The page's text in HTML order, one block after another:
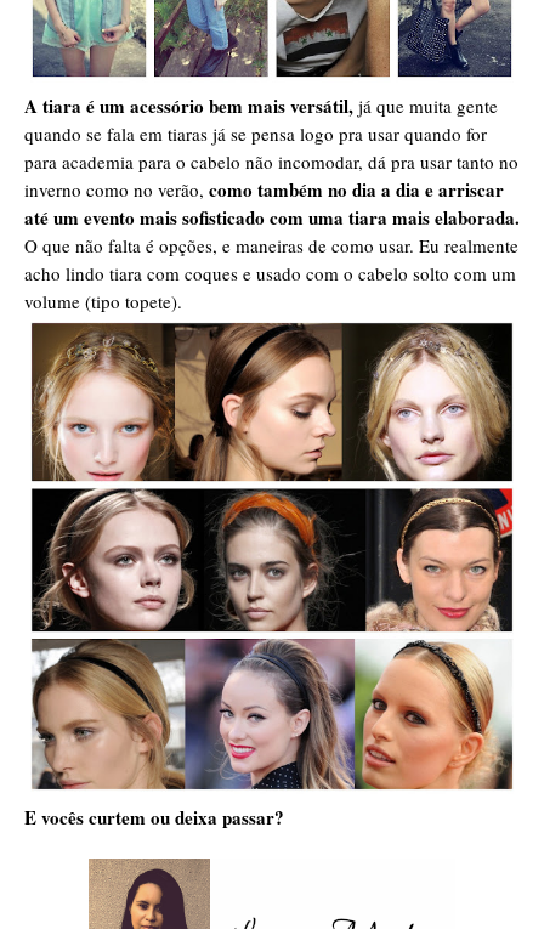
A tiara é um acessório bem mais versátil, já que muita gente
quando se fala em tiaras já se pensa logo pra usar quando for
para academia para o cabelo não incomodar, dá pra usar tanto no
inverno como no verão, como também no dia a dia e arriscar
até um evento mais sofisticado com uma tiara mais elaborada.
O que não falta é opções, e maneiras de como usar. Eu realmente
acho lindo tiara com coques e usado com o cabelo solto com um
volume (tipo topete).
E vocês curtem ou deixa passar?